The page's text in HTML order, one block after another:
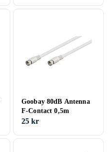
Goobay 80dB Antenna
F-Contact 0,5m
25 kr